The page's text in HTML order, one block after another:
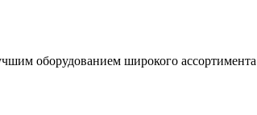
оборудованием широкого ассортимента